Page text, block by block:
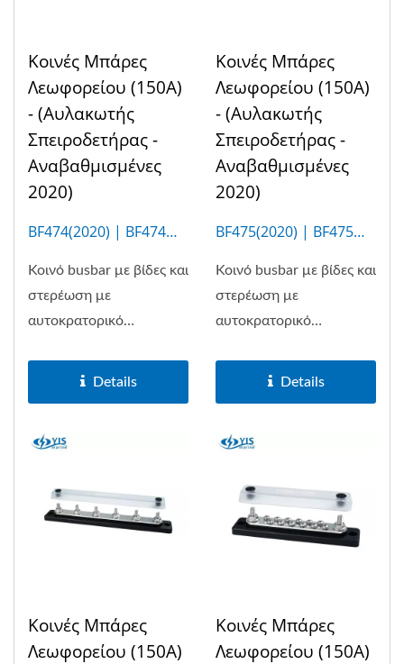
Κοινές Μπάρες
Λεωφορείου (150Α)
- (Αυλακωτής
Σπειροδετήρας -
Αναβαθμισμένες
2020)
BF474(2020) | BF474M
Κοινό busbar με βίδες και
στερέωση με
αυτοκρατορικό
Details
Κοινές Μπάρες
Λεωφορείου (150Α)
- (Αυλακωτής
Σπειροδετήρας -
Αναβαθμισμένες
2020)
BF475(2020) | BF475M
Κοινό busbar με βίδες και
στερέωση με
αυτοκρατορικό
Details
Κοινές Μπάρες
Λεωφορείου (150Α)
Κοινές Μπάρες
Λεωφορείου (150Α)